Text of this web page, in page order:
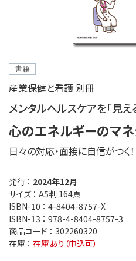
書籍
産業保健と看護 別冊
メンタルヘルスケアを「見え
心のエネルギーのマネ
日々の対応・面接に自信がつく！
発行 ： 2024年12月
サイズ ： A5判 164頁
ISBN-10 ： 4-8404-8757-X
ISBN-13 ： 978-4-8404-8757-3
商品コード ： 302260320
在庫 ： 在庫あり（申込可）